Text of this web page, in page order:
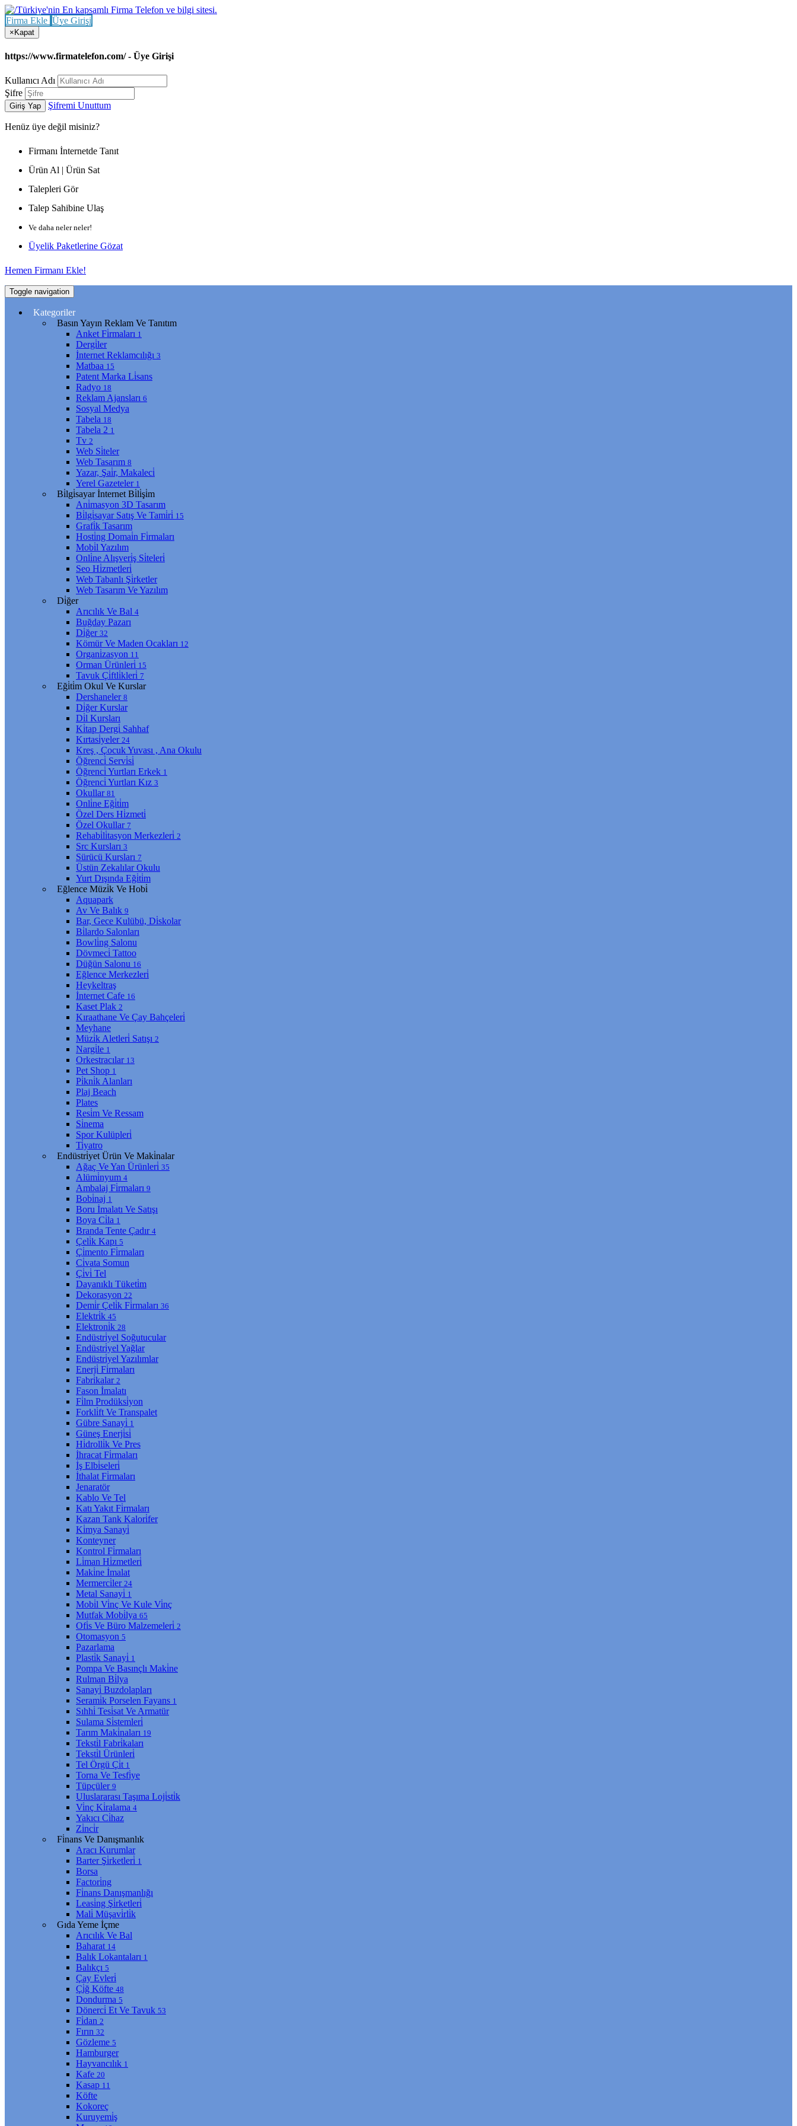
Firma Ekle Üye Girişi
× Kapat
https://www.firmatelefon.com/ - Üye Girişi
Kullanıcı Adı
Şifre
Giriş Yap Şifremi Unuttum
Henüz üye değil misiniz?
Firmanı İnternetde Tanıt
Ürün Al | Ürün Sat
Talepleri Gör
Talep Sahibine Ulaş
Ve daha neler neler!
Üyelik Paketlerine Gözat
Hemen Firmanı Ekle!
Toggle navigation
Kategoriler
Basın Yayın Reklam Ve Tanıtım
Anket Fi̇rmaları 1
Dergi̇ler
İnternet Reklamcılığı 3
Matbaa 15
Patent Marka Li̇sans
Radyo 18
Reklam Ajansları 6
Sosyal Medya
Tabela 18
Tabela 2 1
Tv 2
Web Si̇teler
Web Tasarım 8
Yazar, Şai̇r, Makaleci̇
Yerel Gazeteler 1
Bi̇lgi̇sayar İnternet Bi̇li̇şi̇m
Ani̇masyon 3D Tasarım
Bi̇lgi̇sayar Satış Ve Tami̇ri̇ 15
Grafi̇k Tasarım
Hosti̇ng Domai̇n Fi̇rmaları
Mobi̇l Yazılım
Onli̇ne Alışveri̇ş Si̇teleri̇
Seo Hi̇zmetleri̇
Web Tabanlı Şi̇rketler
Web Tasarım Ve Yazılım
Di̇ğer
Arıcılık Ve Bal 4
Buğday Pazarı
Di̇ğer 32
Kömür Ve Maden Ocakları 12
Organi̇zasyon 11
Orman Ürünleri̇ 15
Tavuk Çi̇ftli̇kleri̇ 7
Eği̇ti̇m Okul Ve Kurslar
Dershaneler 8
Di̇ğer Kurslar
Di̇l Kursları
Ki̇tap Dergi̇ Sahhaf
Kırtasi̇yeler 24
Kreş , Çocuk Yuvası , Ana Okulu
Öğrenci̇ Servi̇si̇
Öğrenci̇ Yurtları Erkek 1
Öğrenci̇ Yurtları Kız 3
Okullar 81
Onli̇ne Eği̇ti̇m
Özel Ders Hi̇zmeti̇
Özel Okullar 7
Rehabi̇li̇tasyon Merkezleri̇ 2
Src Kursları 3
Sürücü Kursları 7
Üstün Zekalılar Okulu
Yurt Dışında Eği̇ti̇m
Eğlence Müzi̇k Ve Hobi̇
Aquapark
Av Ve Balık 9
Bar, Gece Kulübü, Di̇skolar
Bi̇lardo Salonları
Bowli̇ng Salonu
Dövmeci̇ Tattoo
Düğün Salonu 16
Eğlence Merkezleri̇
Heykeltraş
İnternet Cafe 16
Kaset Plak 2
Kıraathane Ve Çay Bahçeleri̇
Meyhane
Müzi̇k Aletleri̇ Satışı 2
Nargi̇le 1
Orkestracılar 13
Pet Shop 1
Pi̇kni̇k Alanları
Plaj Beach
Plates
Resi̇m Ve Ressam
Si̇nema
Spor Kulüpleri̇
Ti̇yatro
Endüstri̇yet Ürün Ve Maki̇nalar
Ağaç Ve Yan Ürünleri̇ 35
Alümi̇nyum 4
Ambalaj Fi̇rmaları 9
Bobi̇naj 1
Boru İmalatı Ve Satışı
Boya Ci̇la 1
Branda Tente Çadır 4
Çeli̇k Kapı 5
Çi̇mento Fi̇rmaları
Ci̇vata Somun
Çi̇vi̇ Tel
Dayanıklı Tüketi̇m
Dekorasyon 22
Demi̇r Çeli̇k Fi̇rmaları 36
Elektri̇k 45
Elektroni̇k 28
Endüstri̇yel Soğutucular
Endüstri̇yel Yağlar
Endüstri̇yel Yazılımlar
Enerji̇ Fi̇rmaları
Fabri̇kalar 2
Fason İmalatı
Fi̇lm Prodüksi̇yon
Forkli̇ft Ve Transpalet
Gübre Sanayi̇ 1
Güneş Enerji̇si̇
Hi̇drolli̇k Ve Pres
İhracat Fi̇rmaları
İş Elbi̇seleri̇
İthalat Fi̇rmaları
Jenaratör
Kablo Ve Tel
Katı Yakıt Fi̇rmaları
Kazan Tank Kalori̇fer
Ki̇mya Sanayi̇
Konteyner
Kontrol Fi̇rmaları
Li̇man Hi̇zmetleri̇
Maki̇ne İmalat
Mermerci̇ler 24
Metal Sanayi̇ 1
Mobi̇l Vi̇nç Ve Kule Vi̇nç
Mutfak Mobi̇lya 65
Ofi̇s Ve Büro Malzemeleri̇ 2
Otomasyon 5
Pazarlama
Plasti̇k Sanayi̇ 1
Pompa Ve Basınçlı Maki̇ne
Rulman Bi̇lya
Sanayi̇ Buzdolapları
Serami̇k Porselen Fayans 1
Sıhhi̇ Tesi̇sat Ve Armatür
Sulama Si̇stemleri̇
Tarım Maki̇naları 19
Teksti̇l Fabri̇kaları
Teksti̇l Ürünleri̇
Tel Örgü Çi̇t 1
Torna Ve Tesfi̇ye
Tüpçüler 9
Uluslararası Taşıma Loji̇sti̇k
Vi̇nç Ki̇ralama 4
Yakıcı Ci̇haz
Zi̇nci̇r
Fi̇nans Ve Danışmanlık
Aracı Kurumlar
Barter Şi̇rketleri̇ 1
Borsa
Factori̇ng
Fi̇nans Danışmanlığı
Leasi̇ng Şi̇rketleri̇
Mali̇ Müşavi̇rli̇k
Gıda Yeme İçme
Arıcılık Ve Bal
Baharat 14
Balık Lokantaları 1
Balıkçı 5
Çay Evleri̇
Çi̇ğ Köfte 48
Dondurma 5
Dönerci̇ Et Ve Tavuk 53
Fi̇dan 2
Fırın 32
Gözleme 5
Hamburger
Hayvancılık 1
Kafe 20
Kasap 11
Köfte
Kokoreç
Kuruyemi̇ş